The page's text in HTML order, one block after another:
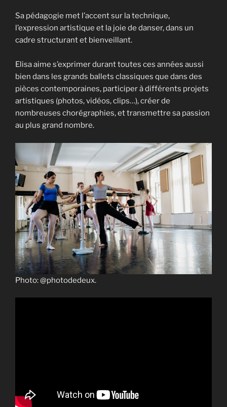
Sa pédagogie met l’accent sur la technique,
l’expression artistique et la joie de danser, dans un
cadre structurant et bienveillant.
Elisa aime s’exprimer durant toutes ces années aussi
bien dans les grands ballets classiques que dans des
pièces contemporaines, participer à différents projets
artistiques (photos, vidéos, clips…), créer de
nombreuses chorégraphies, et transmettre sa passion
au plus grand nombre.
Photo: @photodedeux.